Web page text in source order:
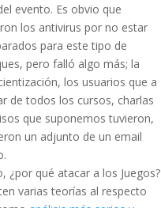
evento. Es obvio que
los antivirus por no estar
para este tipo de
pero falló algo más; la
los usuarios que a
de todos los cursos, charlas
que suponemos tuvieron,
un adjunto de un email
¿por qué atacar a los Juegos?
varias teorías al respecto